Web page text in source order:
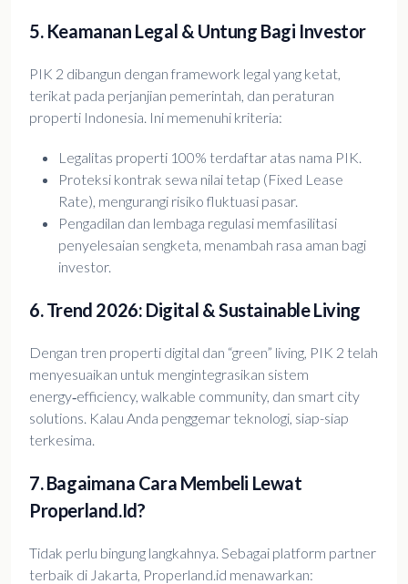
5. Keamanan Legal & Untung Bagi Investor
PIK 2 dibangun dengan framework legal yang ketat,
terikat pada perjanjian pemerintah, dan peraturan
properti Indonesia. Ini memenuhi kriteria:
Legalitas properti 100% terdaftar atas nama PIK.
Proteksi kontrak sewa nilai tetap (Fixed Lease
Rate), mengurangi risiko fluktuasi pasar.
Pengadilan dan lembaga regulasi memfasilitasi
penyelesaian sengketa, menambah rasa aman bagi
investor.
6. Trend 2026: Digital & Sustainable Living
Dengan tren properti digital dan “green” living, PIK 2 telah
menyesuaikan untuk mengintegrasikan sistem
energy‑efficiency, walkable community, dan smart city
solutions. Kalau Anda penggemar teknologi, siap-siap
terkesima.
7. Bagaimana Cara Membeli Lewat
Properland.id?
Tidak perlu bingung langkahnya. Sebagai platform partner
terbaik di Jakarta, Properland.id menawarkan: